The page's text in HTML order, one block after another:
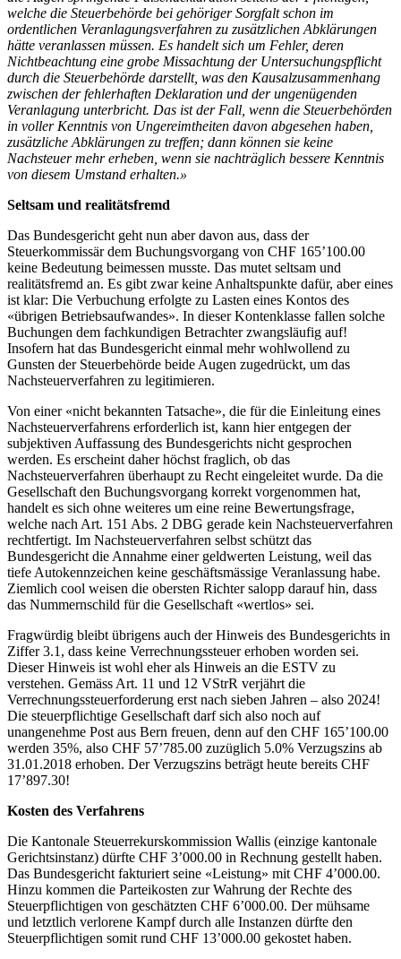
welche die Steuerbehörde bei gehöriger Sorgfalt schon im
ordentlichen Veranlagungsverfahren zu zusätzlichen Abklärungen
hätte veranlassen müssen. Es handelt sich um Fehler, deren
Nichtbeachtung eine grobe Missachtung der Untersuchungspflicht
durch die Steuerbehörde darstellt, was den Kausalzusammenhang
zwischen der fehlerhaften Deklaration und der ungenügenden
Veranlagung unterbricht. Das ist der Fall, wenn die Steuerbehörden
in voller Kenntnis von Ungereimtheiten davon abgesehen haben,
zusätzliche Abklärungen zu treffen; dann können sie keine
Nachsteuer mehr erheben, wenn sie nachträglich bessere Kenntnis
von diesem Umstand erhalten.»
Seltsam und realitätsfremd
Das Bundesgericht geht nun aber davon aus, dass der
Steuerkommissär dem Buchungsvorgang von CHF 165’100.00
keine Bedeutung beimessen musste. Das mutet seltsam und
realitätsfremd an. Es gibt zwar keine Anhaltspunkte dafür, aber eines
ist klar: Die Verbuchung erfolgte zu Lasten eines Kontos des
«übrigen Betriebsaufwandes». In dieser Kontenklasse fallen solche
Buchungen dem fachkundigen Betrachter zwangsläufig auf!
Insofern hat das Bundesgericht einmal mehr wohlwollend zu
Gunsten der Steuerbehörde beide Augen zugedrückt, um das
Nachsteuerverfahren zu legitimieren.
Von einer «nicht bekannten Tatsache», die für die Einleitung eines
Nachsteuerverfahrens erforderlich ist, kann hier entgegen der
subjektiven Auffassung des Bundesgerichts nicht gesprochen
werden. Es erscheint daher höchst fraglich, ob das
Nachsteuerverfahren überhaupt zu Recht eingeleitet wurde. Da die
Gesellschaft den Buchungsvorgang korrekt vorgenommen hat,
handelt es sich ohne weiteres um eine reine Bewertungsfrage,
welche nach Art. 151 Abs. 2 DBG gerade kein Nachsteuerverfahren
rechtfertigt. Im Nachsteuerverfahren selbst schützt das
Bundesgericht die Annahme einer geldwerten Leistung, weil das
tiefe Autokennzeichen keine geschäftsmässige Veranlassung habe.
Ziemlich cool weisen die obersten Richter salopp darauf hin, dass
das Nummernschild für die Gesellschaft «wertlos» sei.
Fragwürdig bleibt übrigens auch der Hinweis des Bundesgerichts in
Ziffer 3.1, dass keine Verrechnungssteuer erhoben worden sei.
Dieser Hinweis ist wohl eher als Hinweis an die ESTV zu
verstehen. Gemäss Art. 11 und 12 VStrR verjährt die
Verrechnungssteuerforderung erst nach sieben Jahren – also 2024!
Die steuerpflichtige Gesellschaft darf sich also noch auf
unangenehme Post aus Bern freuen, denn auf den CHF 165’100.00
werden 35%, also CHF 57’785.00 zuzüglich 5.0% Verzugszins ab
31.01.2018 erhoben. Der Verzugszins beträgt heute bereits CHF
17’897.30!
Kosten des Verfahrens
Die Kantonale Steuerrekurskommission Wallis (einzige kantonale
Gerichtsinstanz) dürfte CHF 3’000.00 in Rechnung gestellt haben.
Das Bundesgericht fakturiert seine «Leistung» mit CHF 4’000.00.
Hinzu kommen die Parteikosten zur Wahrung der Rechte des
Steuerpflichtigen von geschätzten CHF 6’000.00. Der mühsame
und letztlich verlorene Kampf durch alle Instanzen dürfte den
Steuerpflichtigen somit rund CHF 13’000.00 gekostet haben.